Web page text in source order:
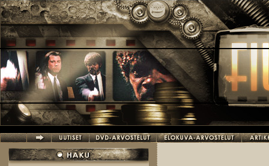
Hyppää pääsisältöön